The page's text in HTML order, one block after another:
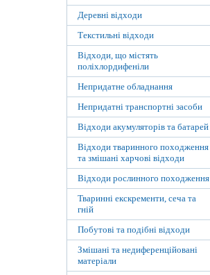
Деревні відходи
Текстильні відходи
Відходи, що містять
поліхлордифеніли
Непридатне обладнання
Непридатні транспортні засоби
Відходи акумуляторів та батарей
Відходи тваринного походження
та змішані харчові відходи
Відходи рослинного походження
Тваринні екскременти, сеча та
гній
Побутові та подібні відходи
Змішані та недиференційовані
матеріали